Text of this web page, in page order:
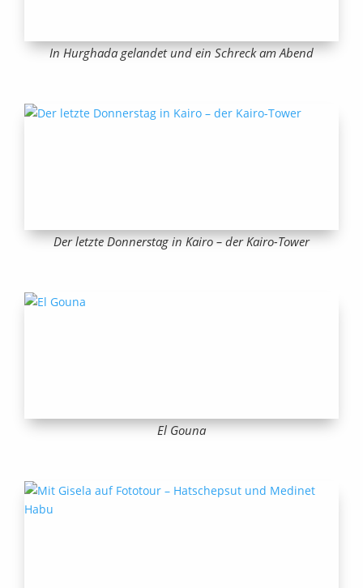
In Hurghada gelandet und ein Schreck am Abend
Der letzte Donnerstag in Kairo – der Kairo-Tower
El Gouna